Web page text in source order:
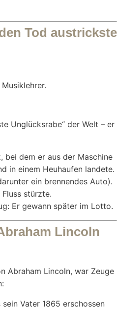
Tod austrickste
Unglücksrabe“ der Welt – er
bei dem er aus der Maschine
in einem Heuhaufen landete.
ein brennendes Auto).
Fluss stürzte.
Er gewann später im Lotto.
Lincoln
Abraham Lincoln, war Zeuge
Vater 1865 erschossen